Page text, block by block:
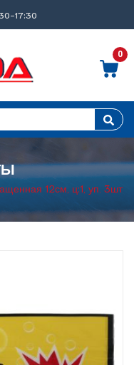
17:30
0
12см, ц:1, уп. 3шт